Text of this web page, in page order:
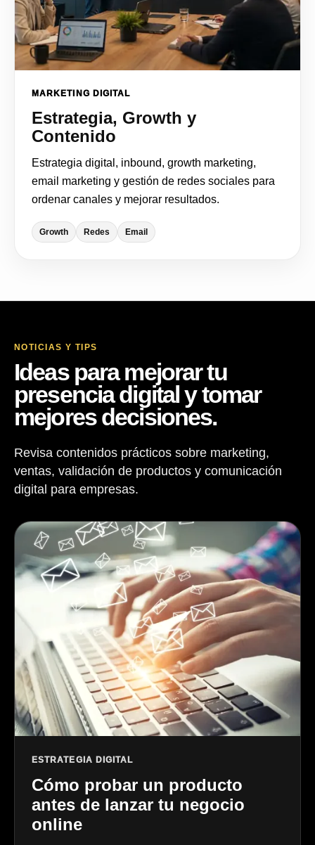
MARKETING DIGITAL
Estrategia, Growth y
Contenido
Estrategia digital, inbound, growth marketing,
email marketing y gestión de redes sociales para
ordenar canales y mejorar resultados.
Growth Redes Email
NOTICIAS Y TIPS
Ideas para mejorar tu
presencia digital y tomar
mejores decisiones.
Revisa contenidos prácticos sobre marketing,
ventas, validación de productos y comunicación
digital para empresas.
ESTRATEGIA DIGITAL
Cómo probar un producto
antes de lanzar tu negocio
online